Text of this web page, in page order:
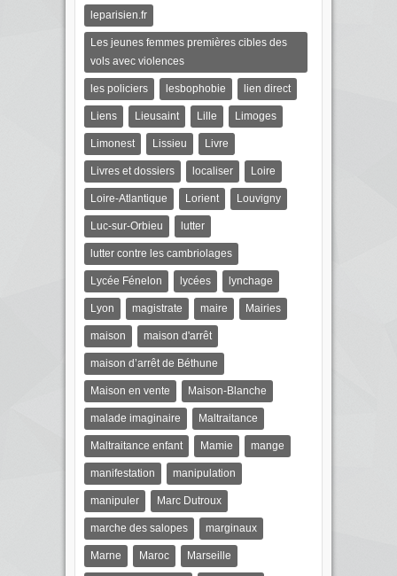
leparisien.fr
Les jeunes femmes premières cibles des
vols avec violences
les policiers lesbophobie lien direct
Liens Lieusaint Lille Limoges
Limonest Lissieu Livre
Livres et dossiers localiser Loire
Loire-Atlantique Lorient Louvigny
Luc-sur-Orbieu lutter
lutter contre les cambriolages
Lycée Fénelon lycées lynchage
Lyon magistrate maire Mairies
maison maison d'arrêt
maison d’arrêt de Béthune
Maison en vente Maison-Blanche
malade imaginaire Maltraitance
Maltraitance enfant Mamie mange
manifestation manipulation
manipuler Marc Dutroux
marche des salopes marginaux
Marne Maroc Marseille